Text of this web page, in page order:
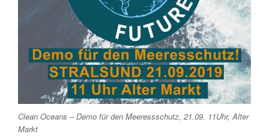
Clean Oceans – Demo für den Meeressschutz, 21.09. 11Uhr, Alter
Markt